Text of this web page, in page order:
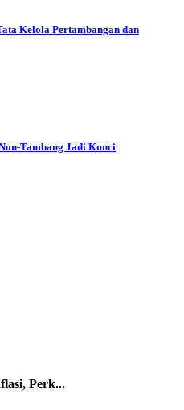
Kelola Pertambangan dan
Tambang Jadi Kunci
Perk...